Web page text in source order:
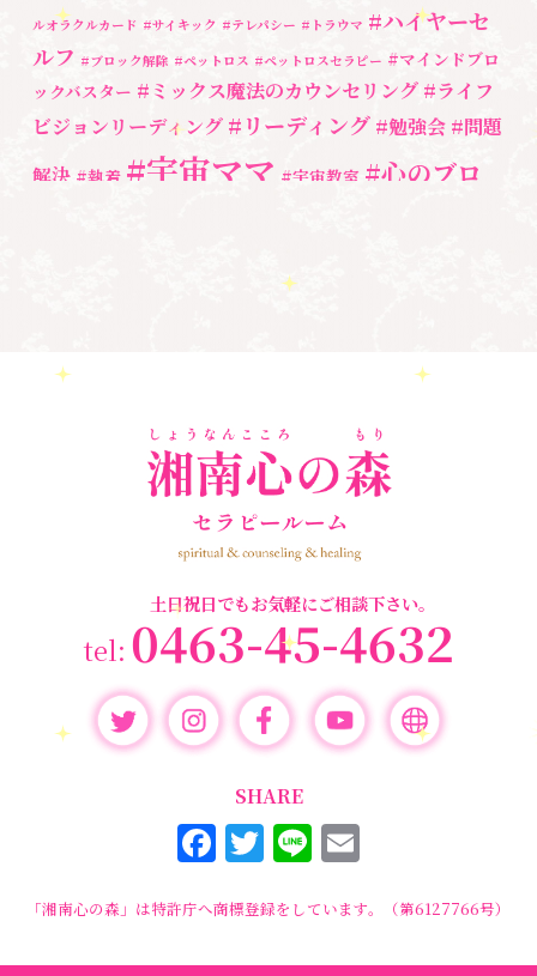
養成講座(72)
勉強会・セミナー (54)
セミナー情報 (17)
ルオラクルカード #サイキック #テレパシー #トラウマ #ハイヤーセ
ルフ #ブロック解除 #ペットロス #ペットロスセラピー #マインドブロ
ックバスター #ミックス魔法のカウンセリング #ライフ
ビジョンリーディング #リーディング #勉強会 #問題
解決 #執着 #宇宙ママ #宇宙教室 #心のブロ
心のよりどころ
クルカード
＃マインドブ
バスター養成講座 ＃マタニティーセラピー
＃心のブロック
土日祝日でもお気軽にご相談下さい。
0463-45-4632
SHARE
F
a
c
e
T
w
it
te
Li
n
e ai
l
「湘南心の森」は特許庁へ商標登録をしています。（第6127766号）